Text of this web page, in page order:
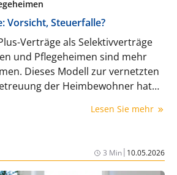
Vorsicht, Steuerfalle?
Verträge als Selektivverträge
und Pflegeheimen sind mehr
Dieses Modell zur vernetzten
der Heimbewohner hat
Lesen Sie mehr
3 Min| 10.05.2026